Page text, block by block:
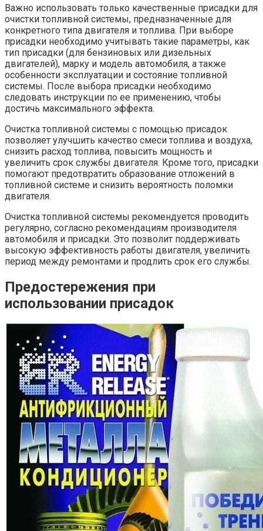
Важно использовать только качественные присадки для
очистки топливной системы, предназначенные для
конкретного типа двигателя и топлива. При выборе
присадки необходимо учитывать такие параметры, как
тип присадки (для бензиновых или дизельных
двигателей), марку и модель автомобиля, а также
особенности эксплуатации и состояние топливной
системы. После выбора присадки необходимо
следовать инструкции по ее применению, чтобы
достичь максимального эффекта.
Очистка топливной системы с помощью присадок
позволяет улучшить качество смеси топлива и воздуха,
снизить расход топлива, повысить мощность и
увеличить срок службы двигателя. Кроме того, присадки
помогают предотвратить образование отложений в
топливной системе и снизить вероятность поломки
двигателя.
Очистка топливной системы рекомендуется проводить
регулярно, согласно рекомендациям производителя
автомобиля и присадки. Это позволит поддерживать
высокую эффективность работы двигателя, увеличить
период между ремонтами и продлить срок его службы.
Предостережения при
использовании присадок